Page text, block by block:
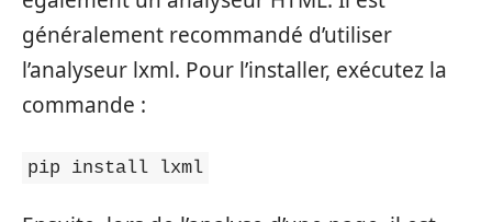
généralement recommandé d’utiliser
l’analyseur lxml. Pour l’installer, exécutez la
commande :
pip install lxml